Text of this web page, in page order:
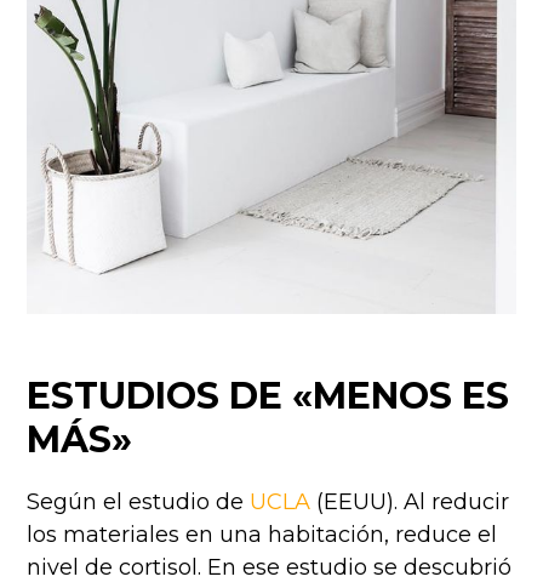
ESTUDIOS DE «MENOS ES
MÁS»
Según el estudio de UCLA (EEUU). Al reducir
los materiales en una habitación, reduce el
nivel de cortisol. En ese estudio se descubrió